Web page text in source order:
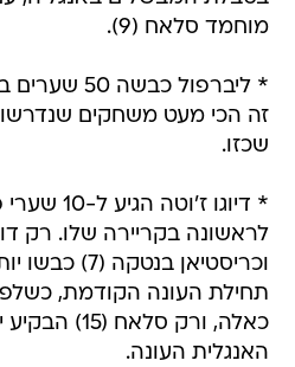
מוחמד סלאח (9).
זה הכי מעט משחקים שנדרשו
שכזו.
* דיוגו
וכריסטיאן
כאלה, ורק
האנגלית העונה.